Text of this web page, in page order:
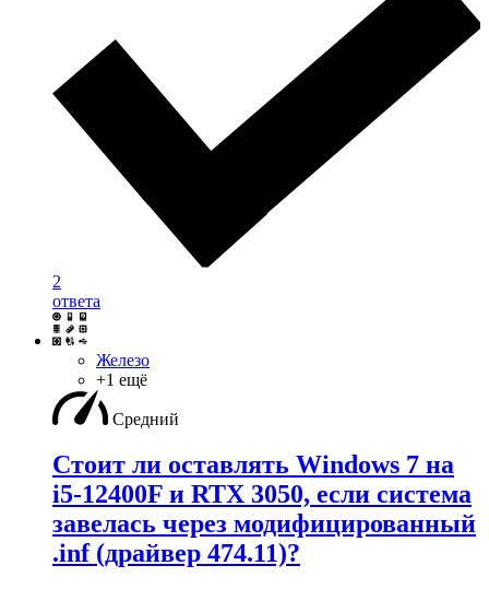
2
ответа
Железо
+1 ещё
Средний
Стоит ли оставлять Windows 7 на
i5-12400F и RTX 3050, если система
завелась через модифицированный
.inf (драйвер 474.11)?